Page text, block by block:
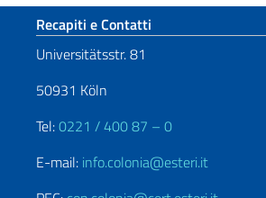
Sezione footer
Recapiti e Contatti
Universitätsstr. 81
50931 Köln
Tel:0221 / 400 87 – 0
E-mail: info.colonia@esteri.it